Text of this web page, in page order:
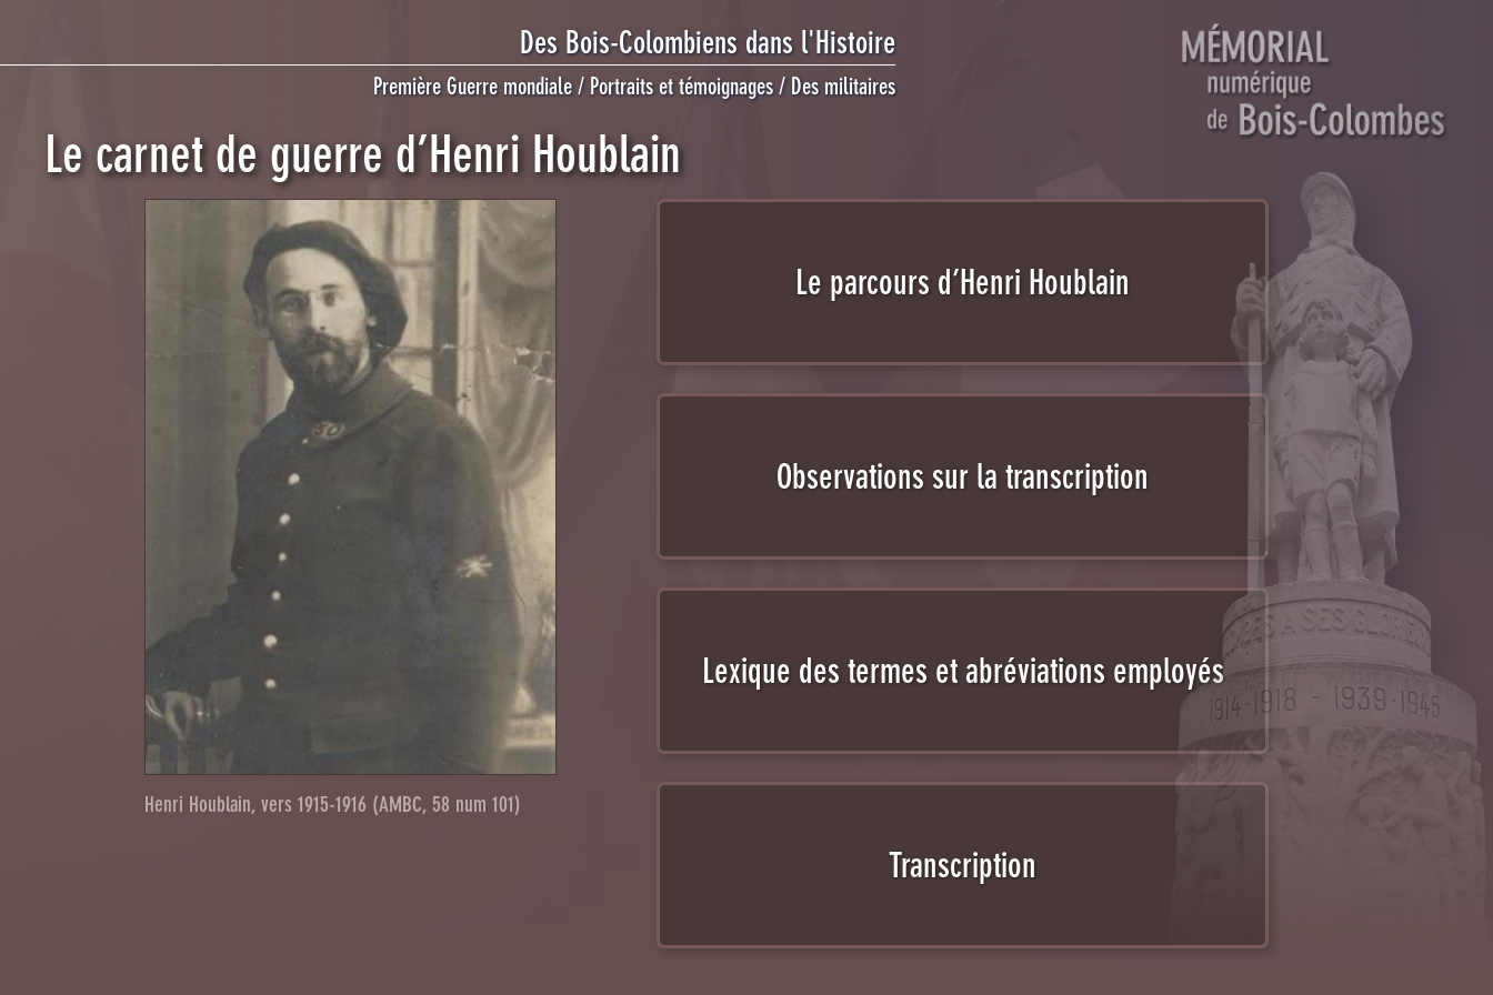
Mémorial
Des Bois-Colombiens dans l'Histoire
Première Guerre mondiale Portraits et témoignages Des militaires
Le carnet de guerre d’Henri Houblain
Henri Houblain, vers 1915-1916 (AMBC, 58 num 101)
Le parcours d’Henri Houblain
Observations sur la transcription
Lexique des termes et abréviations employés
Transcription